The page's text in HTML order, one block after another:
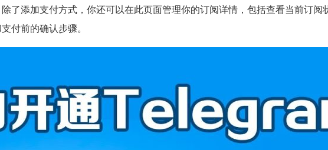
除了添加支付方式，你还可以在此页面管理你的订阅详情，包括查看当前订
付前的确认步骤。